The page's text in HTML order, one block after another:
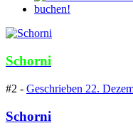
Schorni
#2 - Geschrieben 22.
Schorni